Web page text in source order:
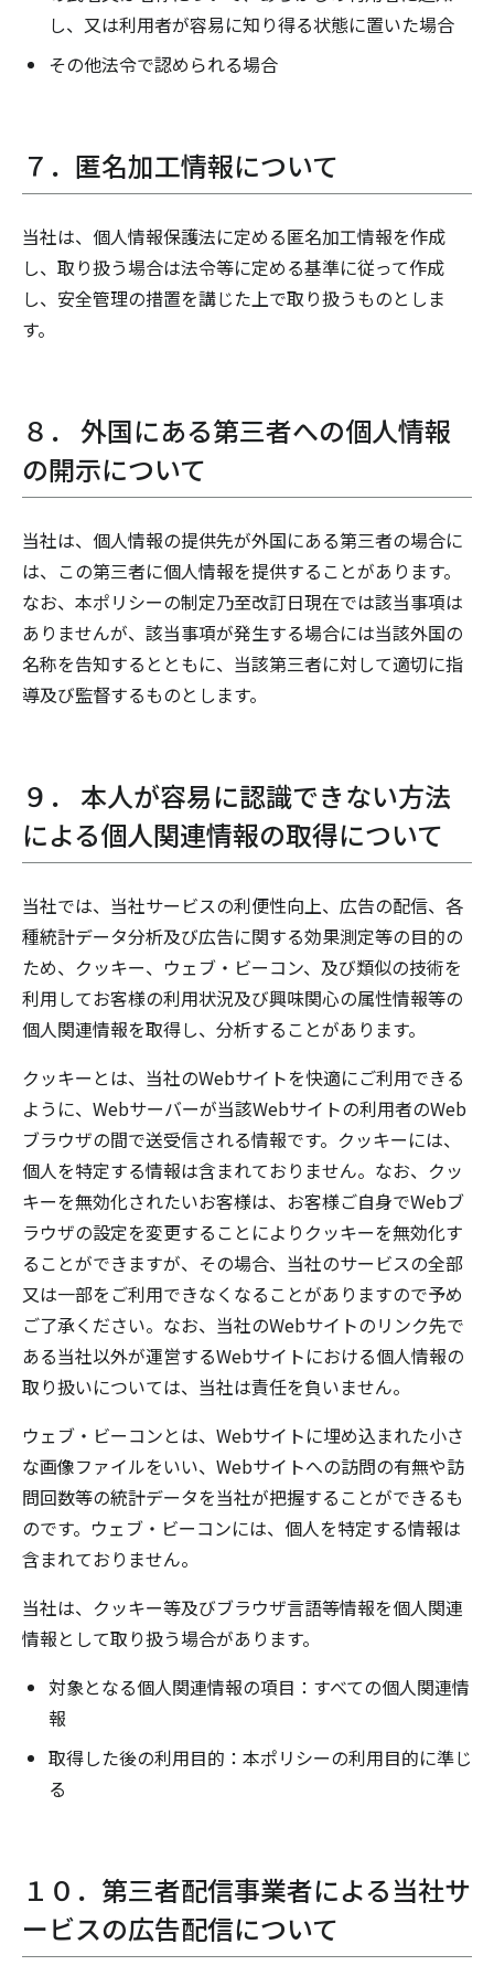
し、又は利用者が容易に知り得る状態に置いた場合
その他法令で認められる場合
７．匿名加工情報について
当社は、個人情報保護法に定める匿名加工情報を作成
し、取り扱う場合は法令等に定める基準に従って作成
し、安全管理の措置を講じた上で取り扱うものとしま
す。
８． 外国にある第三者への個人情報
の開示について
当社は、個人情報の提供先が外国にある第三者の場合に
は、この第三者に個人情報を提供することがあります。
なお、本ポリシーの制定乃至改訂日現在では該当事項は
ありませんが、該当事項が発生する場合には当該外国の
名称を告知するとともに、当該第三者に対して適切に指
導及び監督するものとします。
９． 本人が容易に認識できない方法
による個人関連情報の取得について
当社では、当社サービスの利便性向上、広告の配信、各
種統計データ分析及び広告に関する効果測定等の目的の
ため、クッキー、ウェブ・ビーコン、及び類似の技術を
利用してお客様の利用状況及び興味関心の属性情報等の
個人関連情報を取得し、分析することがあります。
クッキーとは、当社のWebサイトを快適にご利用できる
ように、Webサーバーが当該Webサイトの利用者のWeb
ブラウザの間で送受信される情報です。クッキーには、
個人を特定する情報は含まれておりません。なお、クッ
キーを無効化されたいお客様は、お客様ご自身でWebブ
ラウザの設定を変更することによりクッキーを無効化す
ることができますが、その場合、当社のサービスの全部
又は一部をご利用できなくなることがありますので予め
ご了承ください。なお、当社のWebサイトのリンク先で
ある当社以外が運営するWebサイトにおける個人情報の
取り扱いについては、当社は責任を負いません。
ウェブ・ビーコンとは、Webサイトに埋め込まれた小さ
な画像ファイルをいい、Webサイトへの訪問の有無や訪
問回数等の統計データを当社が把握することができるも
のです。ウェブ・ビーコンには、個人を特定する情報は
含まれておりません。
当社は、クッキー等及びブラウザ言語等情報を個人関連
情報として取り扱う場合があります。
対象となる個人関連情報の項目：すべての個人関連情
報
取得した後の利用目的：本ポリシーの利用目的に準じ
る
１０．第三者配信事業者による当社サ
ービスの広告配信について